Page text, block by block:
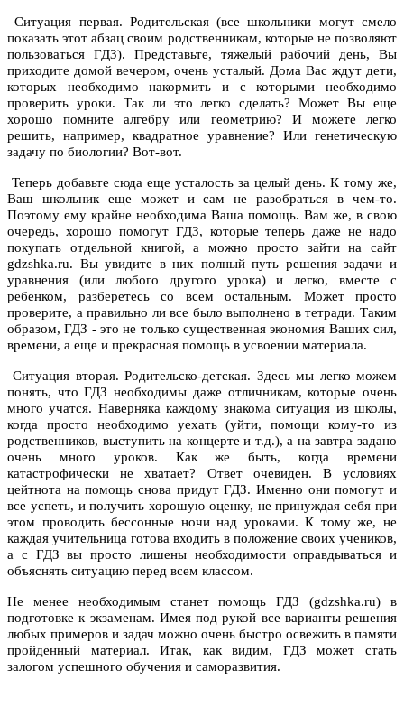
Ситуация первая. Родительская (все школьники могут смело
показать этот абзац своим родственникам, которые не позволяют
пользоваться ГДЗ). Представьте, тяжелый рабочий день, Вы
приходите домой вечером, очень усталый. Дома Вас ждут дети,
которых необходимо накормить и с которыми необходимо
проверить уроки. Так ли это легко сделать? Может Вы еще
хорошо помните алгебру или геометрию? И можете легко
решить, например, квадратное уравнение? Или генетическую
задачу по биологии? Вот-вот.
Теперь добавьте сюда еще усталость за целый день. К тому же,
Ваш школьник еще может и сам не разобраться в чем-то.
Поэтому ему крайне необходима Ваша помощь. Вам же, в свою
очередь, хорошо помогут ГДЗ, которые теперь даже не надо
покупать отдельной книгой, а можно просто зайти на сайт
gdzshka.ru. Вы увидите в них полный путь решения задачи и
уравнения (или любого другого урока) и легко, вместе с
ребенком, разберетесь со всем остальным. Может просто
проверите, а правильно ли все было выполнено в тетради. Таким
образом, ГДЗ - это не только существенная экономия Ваших сил,
времени, а еще и прекрасная помощь в усвоении материала.
Ситуация вторая. Родительско-детская. Здесь мы легко можем
понять, что ГДЗ необходимы даже отличникам, которые очень
много учатся. Наверняка каждому знакома ситуация из школы,
когда просто необходимо уехать (уйти, помощи кому-то из
родственников, выступить на концерте и т.д.), а на завтра задано
очень много уроков. Как же быть, когда времени
катастрофически не хватает? Ответ очевиден. В условиях
цейтнота на помощь снова придут ГДЗ. Именно они помогут и
все успеть, и получить хорошую оценку, не принуждая себя при
этом проводить бессонные ночи над уроками. К тому же, не
каждая учительница готова входить в положение своих учеников,
а с ГДЗ вы просто лишены необходимости оправдываться и
объяснять ситуацию перед всем классом.
Не менее необходимым станет помощь ГДЗ (gdzshka.ru) в
подготовке к экзаменам. Имея под рукой все варианты решения
любых примеров и задач можно очень быстро освежить в памяти
пройденный материал. Итак, как видим, ГДЗ может стать
залогом успешного обучения и саморазвития.